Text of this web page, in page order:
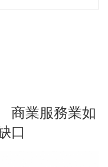
商業服務業如
口